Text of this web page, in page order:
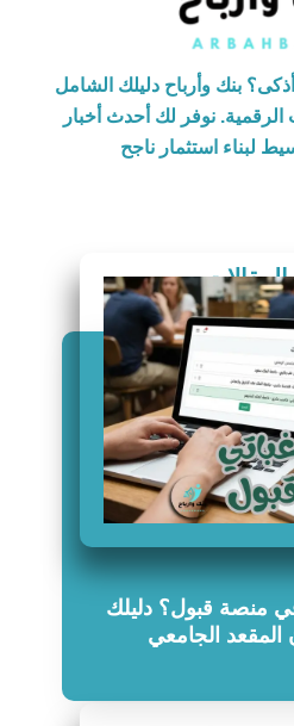
بنك وأرباح دليلك الشامل
الرقمية. نوفر لك أحدث أخبار
لبناء استثمار ناجح
منصة قبول؟ دليلك
الجامعي